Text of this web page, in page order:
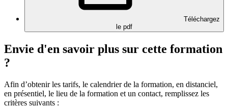
Téléchargez
le pdf
Envie d'en savoir plus sur cette formation
?
Afin d’obtenir les tarifs, le calendrier de la formation, en distanciel,
en présentiel, le lieu de la formation et un contact, remplissez les
critères suivants :